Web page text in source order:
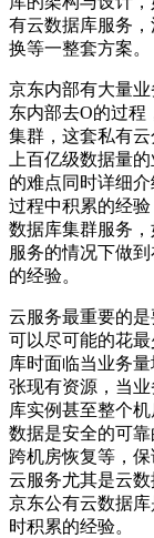
有云数据库服务
换等一整套方案。
京东内部有大量
东内部去O的过程
集群，这套私有
上百亿级数据量
的难点同时详细
过程中积累的经
数据库集群服务
服务的情况下做
的经验。
云服务最重要的
可以尽可能的花
库时面临当业务
张现有资源，当
库实例甚至整个
数据是安全的可
跨机房恢复等，
云服务尤其是云
京东公有云数据
时积累的经验。